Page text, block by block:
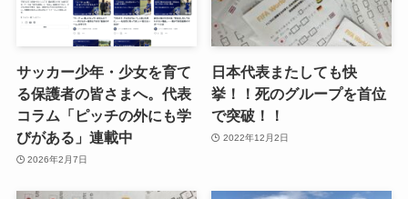
サッカー少年・少女を育て
る保護者の皆さまへ。代表
コラム「ピッチの外にも学
びがある」連載中
2026年2月7日
日本代表またしても快
挙！！死のグループを首位
で突破！！
2022年12月2日